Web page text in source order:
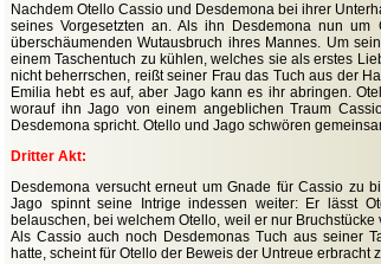
Nachdem Otello Cassio und Desdemona bei ihrer
seines Vorgesetzten an. Als ihn Desdemona nun
überschäumenden Wutausbruch ihres Mannes. Um
einem Taschentuch zu kühlen, welches sie als erstes
nicht beherrschen, reißt seiner Frau das Tuch aus der
Emilia hebt es auf, aber Jago kann es ihr abringen.
worauf ihn Jago von einem angeblichen Traum
Desdemona spricht. Otello und Jago schwören
Dritter Akt:
Desdemona versucht erneut um Gnade für Cassio zu
Jago spinnt seine Intrige indessen weiter: Er lässt
belauschen, bei welchem Otello, weil er nur
Als Cassio auch noch Desdemonas Tuch aus seiner
hatte, scheint für Otello der Beweis der Untreue erbracht